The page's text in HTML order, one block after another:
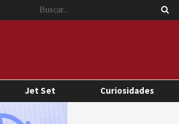
Jet Set Curiosidades